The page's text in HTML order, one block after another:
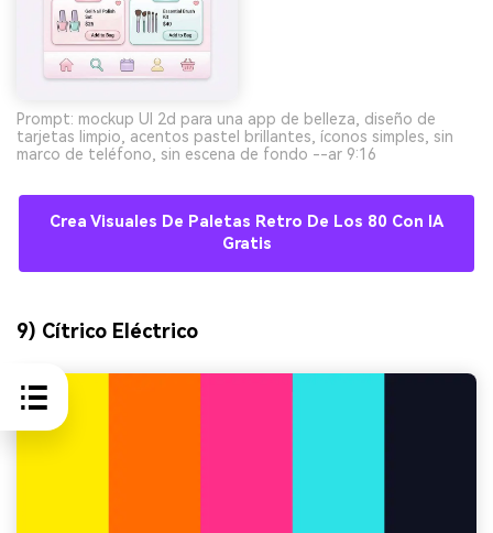
Prompt: mockup UI 2d para una app de belleza, diseño de
tarjetas limpio, acentos pastel brillantes, íconos simples, sin
marco de teléfono, sin escena de fondo --ar 9:16
Crea Visuales De Paletas Retro De Los 80 Con IA
Gratis
9) Cítrico Eléctrico